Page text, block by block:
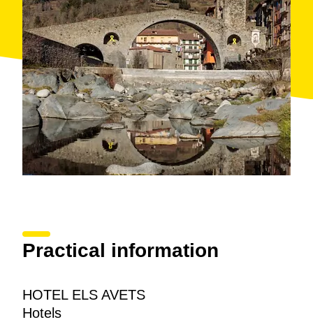
Practical information
HOTEL ELS AVETS
Hotels